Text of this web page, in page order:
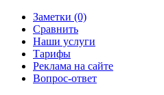
Заметки (0)
Сравнить
Наши услуги
Тарифы
Реклама на сайте
Вопрос-ответ